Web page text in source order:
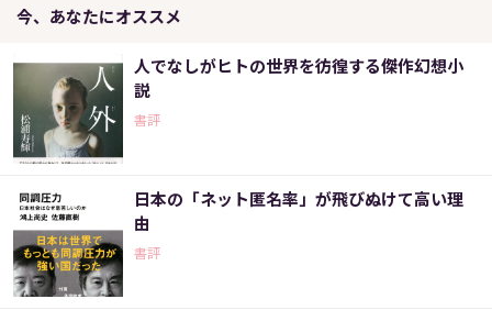
今、あなたにオススメ
人でなしがヒトの世界を彷徨する傑作幻想小
説
書評
日本の「ネット匿名率」が飛びぬけて高い理
由
書評